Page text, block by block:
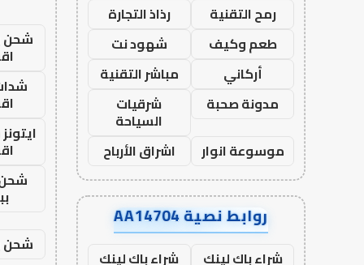
رمح التقنية
رذاذ التجارة
طعم وكيف
شهود نت
أركاني
مباشر التقنية
مدونة صحبة
شرقيات
السياحة
موسوعة انوار
اشراق الأرباح
روابط نصية AA14704
شراء باك لينك
شراء باك لينك
شحن
شحن